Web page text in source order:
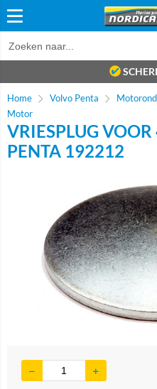
Home Volvo Penta
Motor
VRIESPLUG
PENTA 192212